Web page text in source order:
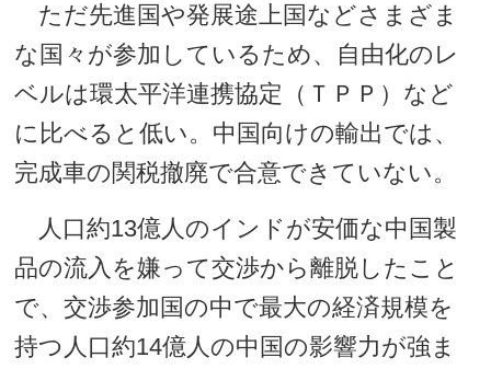
ただ先進国や発展途上国などさまざま
な国々が参加しているため、自由化のレ
ベルは環太平洋連携協定（ＴＰＰ）など
に比べると低い。中国向けの輸出では、
完成車の関税撤廃で合意できていない。
人口約13億人のインドが安価な中国製
品の流入を嫌って交渉から離脱したこと
で、交渉参加国の中で最大の経済規模を
持つ人口約14億人の中国の影響力が強ま